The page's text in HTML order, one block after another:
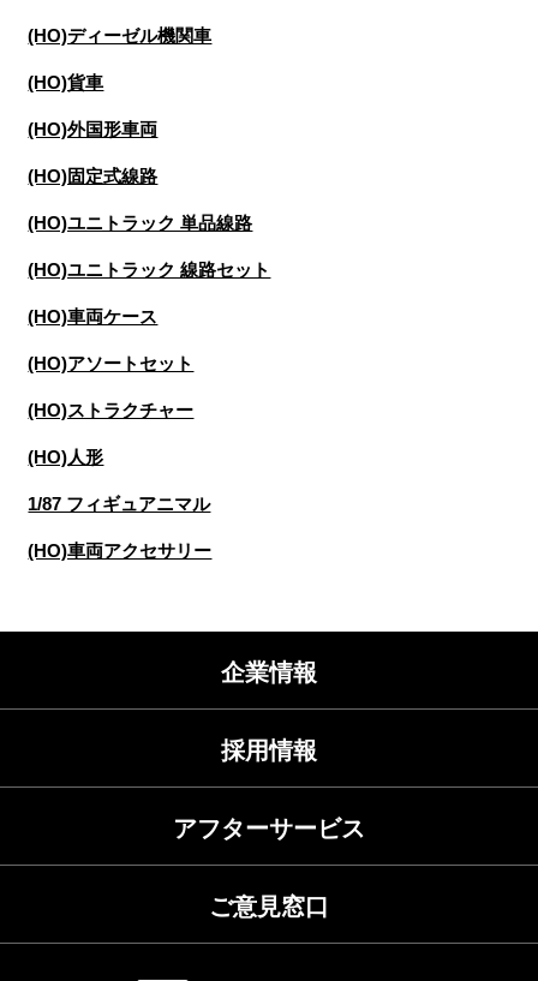
(HO)ディーゼル機関車
(HO)貨車
(HO)外国形車両
(HO)固定式線路
(HO)ユニトラック 単品線路
(HO)ユニトラック 線路セット
(HO)車両ケース
(HO)アソートセット
(HO)ストラクチャー
(HO)人形
1/87 フィギュアニマル
(HO)車両アクセサリー
企業情報
採用情報
アフターサービス
ご意見窓口